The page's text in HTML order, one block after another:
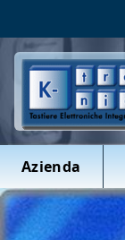
Azienda